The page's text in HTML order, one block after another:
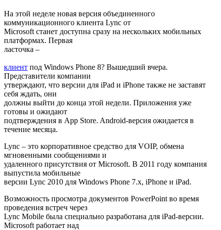
На этой неделе новая версия объединенного
коммуникационного клиента Lync от
Microsoft станет доступна сразу на нескольких мобильных
платформах. Первая
ласточка –
клиент под Windows Phone 8? Вышедший вчера.
Представители компании
утверждают, что версии для iPad и iPhone также не заставят
себя ждать, они
должны выйти до конца этой недели. Приложения уже
готовы и ожидают
подтверждения в App Store. Android-версия ожидается в
течение месяца.
Lync – это корпоративное средство для VOIP, обмена
мгновенными сообщениями и
удаленного присутствия от Microsoft. В 2011 году компания
выпустила мобильные
версии Lync 2010 для Windows Phone 7.x, iPhone и iPad.
Возможность просмотра документов PowerPoint во время
проведения встреч через
Lync Mobile была специально разработана для iPad-версии.
Microsoft работает над